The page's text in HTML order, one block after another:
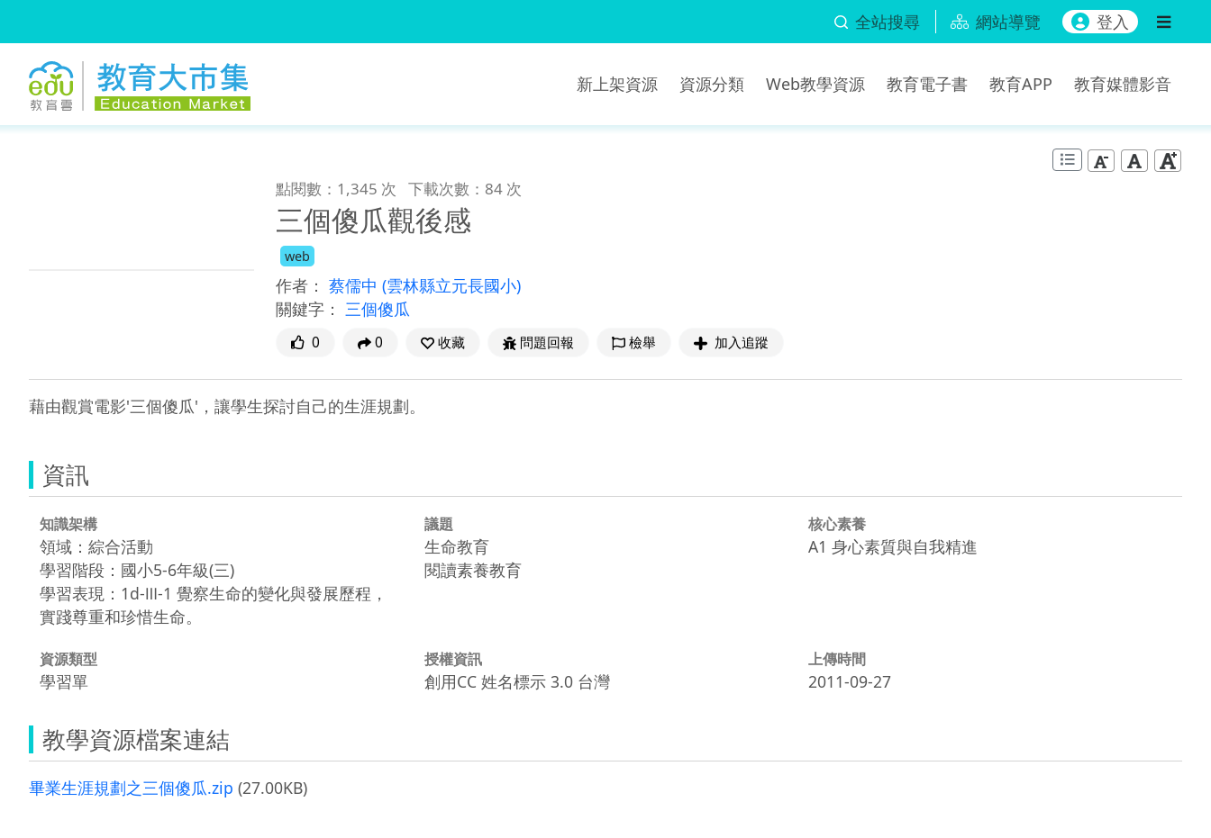
全站搜尋 網站導覽 登入
新上架資源 資源分類 Web教學資源 教育電子書 教育APP 教育媒體影音
點閱數：1,345 次 下載次數：84 次
三個傻瓜觀後感
web
作者： 蔡儒中 (雲林縣立元長國小)
關鍵字： 三個傻瓜
0 0 收藏 問題回報 檢舉 加入追蹤
藉由觀賞電影'三個傻瓜'，讓學生探討自己的生涯規劃。
資訊
知識架構
領域：綜合活動
學習階段：國小5-6年級(三)
學習表現：1d-Ⅲ-1 覺察生命的變化與發展歷程，
實踐尊重和珍惜生命。
議題
生命教育
閱讀素養教育
核心素養
A1 身心素質與自我精進
資源類型
學習單
授權資訊
創用CC 姓名標示 3.0 台灣
上傳時間
2011-09-27
教學資源檔案連結
畢業生涯規劃之三個傻瓜.zip (27.00KB)